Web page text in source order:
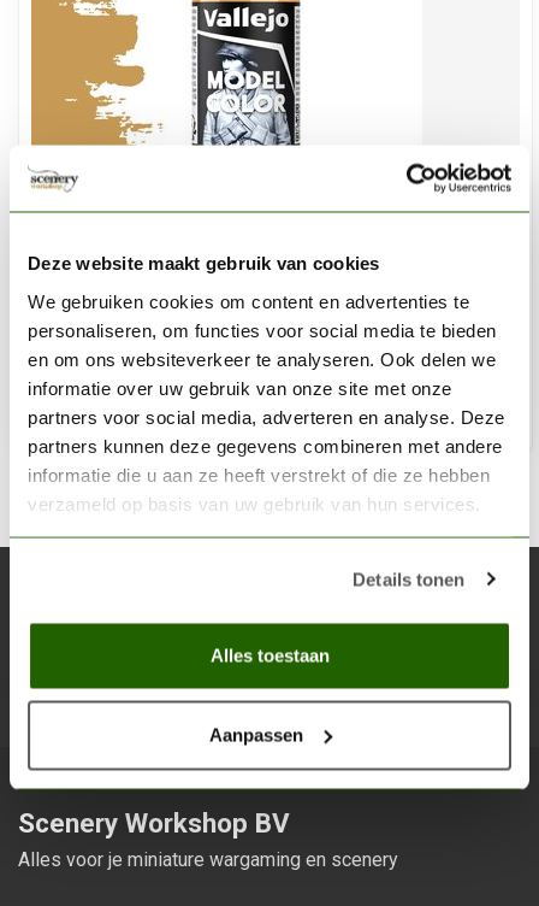
Deze website maakt gebruik van cookies
We gebruiken cookies om content en advertenties te
personaliseren, om functies voor social media te bieden
en om ons websiteverkeer te analyseren. Ook delen we
informatie over uw gebruik van onze site met onze
partners voor social media, adverteren en analyse. Deze
partners kunnen deze gegevens combineren met andere
informatie die u aan ze heeft verstrekt of die ze hebben
verzameld op basis van uw gebruik van hun services.
Details tonen
Alles toestaan
Aanpassen
Model Color Dark Flesh -18ml -70927
€3,06
Op voorraad
Blijf op de hoogte over onze laatste acties
Scenery Workshop BV
Alles voor je miniature wargaming en scenery